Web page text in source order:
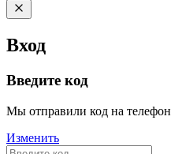
Вход
Введите код
Мы отправили код на телефон
Изменить